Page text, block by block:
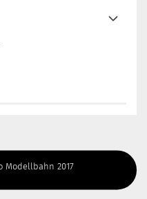
Modellbahn 2017